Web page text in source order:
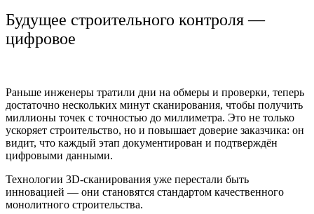
Будущее строительного контроля —
цифровое
Раньше инженеры тратили дни на обмеры и проверки, теперь
достаточно нескольких минут сканирования, чтобы получить
миллионы точек с точностью до миллиметра. Это не только
ускоряет строительство, но и повышает доверие заказчика: он
видит, что каждый этап документирован и подтверждён
цифровыми данными.
Технологии 3D-сканирования уже перестали быть
инновацией — они становятся стандартом качественного
монолитного строительства.